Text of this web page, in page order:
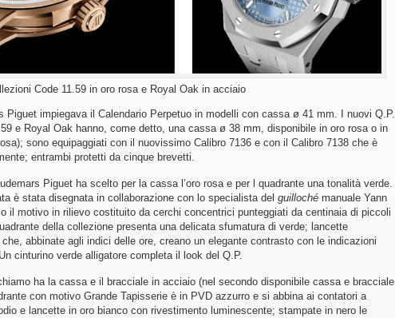
Code 11.59 in oro rosa e Royal Oak in acciaio
Piguet impiegava il Calendario Perpetuo in modelli con cassa ø 41 mm. I nuovi Q.P.
e Royal Oak hanno, come detto, una cassa ø 38 mm, disponibile in oro rosa o in
sono equipaggiati con il nuovissimo Calibro 7136 e con il Calibro 7138 che è
entrambi protetti da cinque brevetti.
Piguet ha scelto per la cassa l’oro rosa e per l quadrante una tonalità verde.
è stata disegnata in collaborazione con lo specialista del guilloché manuale Yann
il motivo in rilievo costituito da cerchi concentrici punteggiati da centinaia di piccoli
della collezione presenta una delicata sfumatura di verde; lancette
abbinate agli indici delle ore, creano un elegante contrasto con le indicazioni
cinturino verde alligatore completa il look del Q.P.
ha la cassa e il bracciale in acciaio (nel secondo disponibile cassa e bracciale
con motivo Grande Tapisserie è in PVD azzurro e si abbina ai contatori a
e lancette in oro bianco con rivestimento luminescente; stampate in nero le